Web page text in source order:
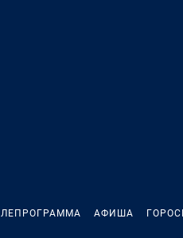
АФИША